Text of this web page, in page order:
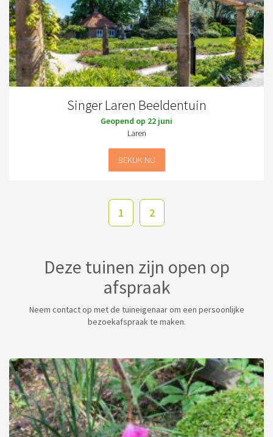
Singer Laren Beeldentuin
Geopend op 22 juni
Laren
BEKIJK NU
1 2
Deze tuinen zijn open op
afspraak
Neem contact op met de tuineigenaar om een persoonlijke
bezoekafspraak te maken.